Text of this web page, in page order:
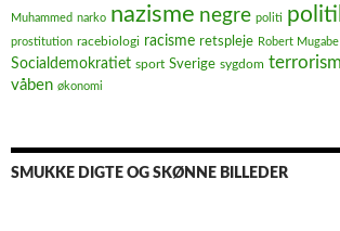
Muhammed narko nazisme negre politi
prostitution racebiologi racisme retspleje Robert Mugabe
Socialdemokratiet sport Sverige sygdom
våben økonomi
SMUKKE DIGTE OG SKØNNE BILLEDER